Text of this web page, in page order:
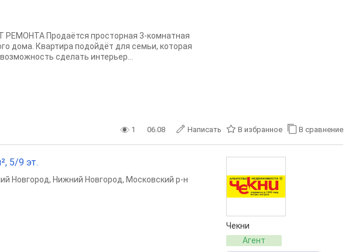
РЕМОНТА Продаётся просторная 3-комнатная
дома. Квартира подойдёт для семьи, которая
сделать интерьер...
1 06.08 Написать В избранное В сравнение
5/9 эт.
Новгород, Нижний Новгород, Московский р-н
Чекни
Агент